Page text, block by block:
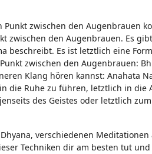
zwischen den Augenbrauen
zwischen den Augenbrauen. Es
beschreibt. Es ist letztlich eine
zwischen den Augenbrauen:
Klang hören kannst: Anahata
die Ruhe zu führen, letztlich in die
des Geistes oder letztlich
verschiedenen
Techniken dir am besten tut